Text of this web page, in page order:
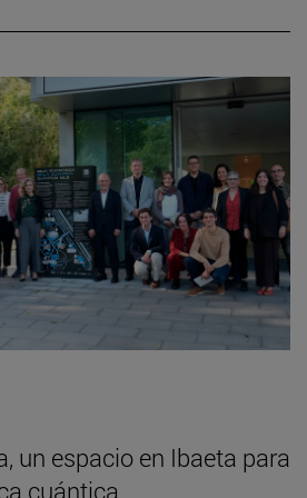
un espacio en Ibaeta para
cuántica